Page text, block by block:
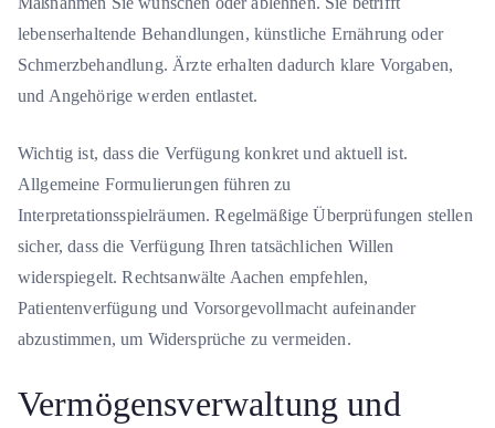
lebenserhaltende Behandlungen, künstliche Ernährung oder
Schmerzbehandlung. Ärzte erhalten dadurch klare Vorgaben,
und Angehörige werden entlastet.
Wichtig ist, dass die Verfügung konkret und aktuell ist.
Allgemeine Formulierungen führen zu
Interpretationsspielräumen. Regelmäßige Überprüfungen stellen
sicher, dass die Verfügung Ihren tatsächlichen Willen
widerspiegelt. Rechtsanwälte Aachen empfehlen,
Patientenverfügung und Vorsorgevollmacht aufeinander
abzustimmen, um Widersprüche zu vermeiden.
Vermögensverwaltung und